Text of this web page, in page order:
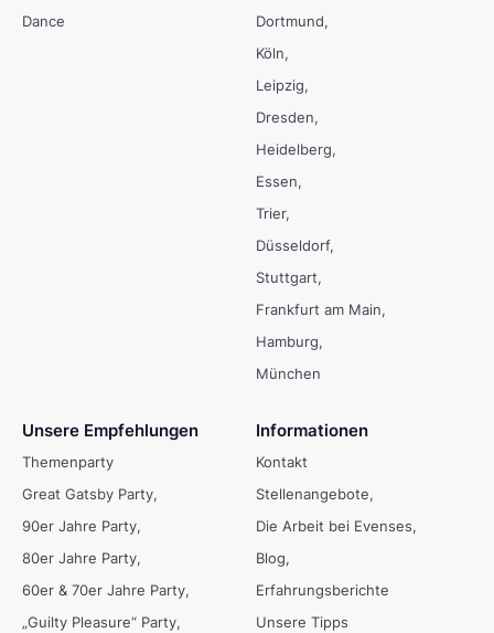
Dance
Dortmund
Köln
Leipzig
Dresden
Heidelberg
Essen
Trier
Düsseldorf
Stuttgart
Frankfurt am Main
Hamburg
München
Unsere Empfehlungen
Themenparty
Great Gatsby Party
90er Jahre Party
80er Jahre Party
60er & 70er Jahre Party
„Guilty Pleasure“ Party
Informationen
Kontakt
Stellenangebote
Die Arbeit bei Evenses
Blog
Erfahrungsberichte
Unsere Tipps